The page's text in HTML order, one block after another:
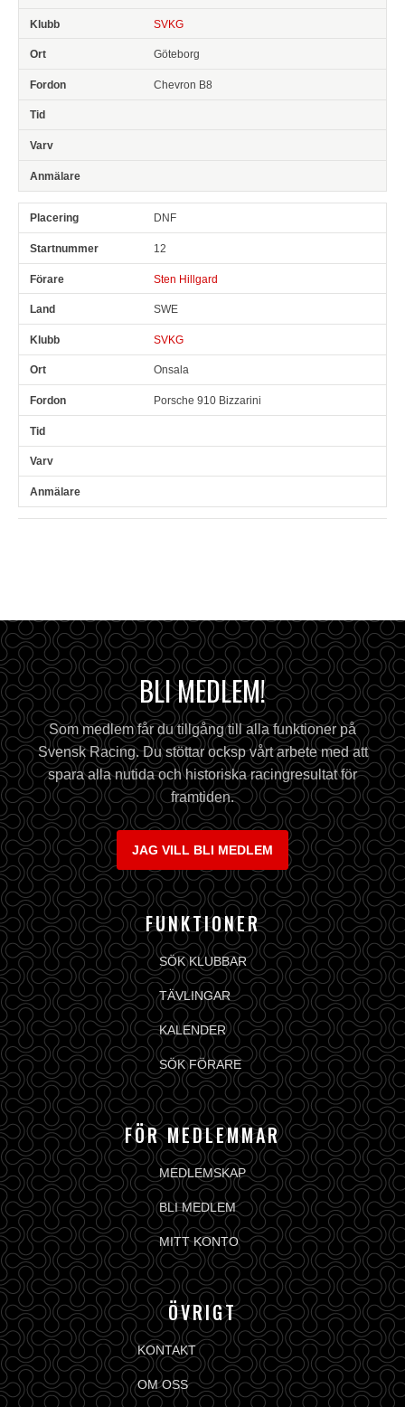
SVKG
Göteborg
Chevron B8
DNF
12
Sten Hillgard
SWE
SVKG
Onsala
Porsche 910 Bizzarini
BLI MEDLEM!
Som medlem får du tillgång till alla funktioner på
Svensk Racing. Du stöttar ocksp vårt arbete med att
spara alla nutida och historiska racingresultat för
framtiden.
JAG VILL BLI MEDLEM
FUNKTIONER
SÖK KLUBBAR
TÄVLINGAR
KALENDER
SÖK FÖRARE
FÖR MEDLEMMAR
MEDLEMSKAP
BLI MEDLEM
MITT KONTO
ÖVRIGT
KONTAKT
OM OSS